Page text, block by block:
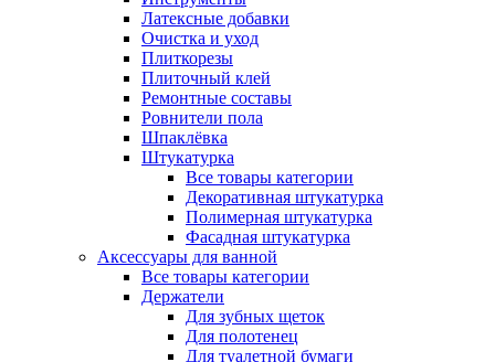
Латексные добавки
Очистка и уход
Плиткорезы
Плиточный клей
Ремонтные составы
Ровнители пола
Шпаклёвка
Штукатурка
Все товары категории
Декоративная штукатурка
Полимерная штукатурка
Фасадная штукатурка
Аксессуары для ванной
Все товары категории
Держатели
Для зубных щеток
Для полотенец
Для туалетной бумаги